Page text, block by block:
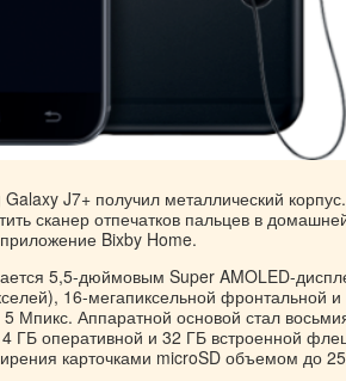
J7+ получил металлический
сканер отпечатков пальцев в
Bixby Home.
5,5-дюймовым Super AMOLED-
16-мегапиксельной фронтальной
Мпикс. Аппаратной основой стал
ГБ оперативной и 32 ГБ встроенной
карточками microSD объемом до